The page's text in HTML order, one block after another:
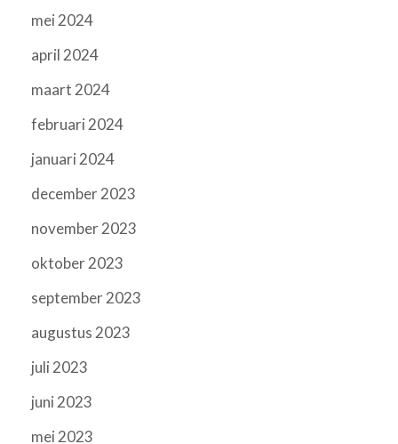
mei 2024
april 2024
maart 2024
februari 2024
januari 2024
december 2023
november 2023
oktober 2023
september 2023
augustus 2023
juli 2023
juni 2023
mei 2023